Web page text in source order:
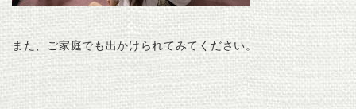
また、ご家庭でも出かけられてみてください。